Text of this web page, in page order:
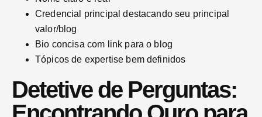
Credencial principal destacando seu principal
valor/blog
Bio concisa com link para o blog
Tópicos de expertise bem definidos
Detetive de Perguntas: